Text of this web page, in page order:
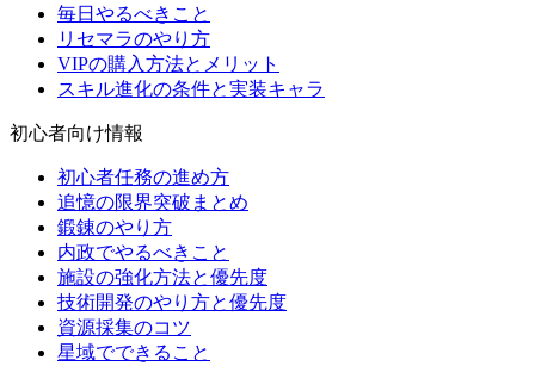
毎日やるべきこと
リセマラのやり方
VIPの購入方法とメリット
スキル進化の条件と実装キャラ
初心者向け情報
初心者任務の進め方
追憶の限界突破まとめ
鍛錬のやり方
内政でやるべきこと
施設の強化方法と優先度
技術開発のやり方と優先度
資源採集のコツ
星域でできること